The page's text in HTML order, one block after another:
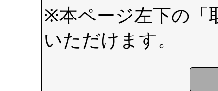
※本ページ左下の
いただけます。